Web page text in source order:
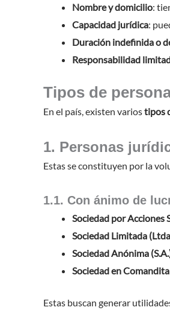
Nombre y domicilio:
Capacidad jurídica:
Duración indefinida o
Responsabilidad
Tipos de
En el país, existen variostipos
1. Personas
Estas se constituyen por la
1.1. Con ánimo de
Sociedad por Acciones
Sociedad Limitada
Sociedad Anónima
Sociedad en
Estas buscan generar